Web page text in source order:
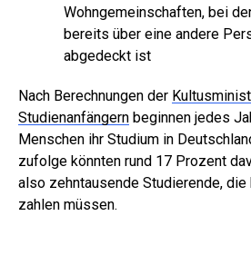
Wohngemeinschaften, bei
bereits über eine andere
abgedeckt ist
Nach Berechnungen der
Studienanfängern beginnen jedes
Menschen ihr Studium in
zufolge könnten rund 17 Prozent
also zehntausende Studierende,
zahlen müssen.